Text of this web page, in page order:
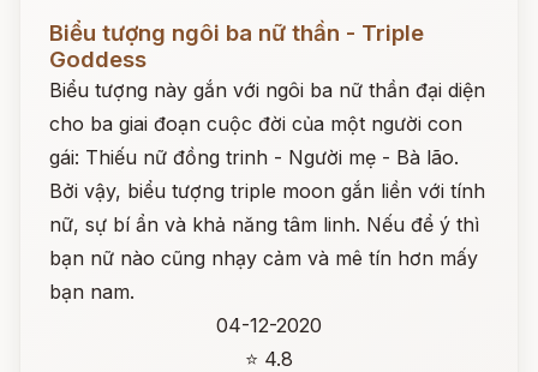
Đọc ngay
Biểu tượng ngôi ba nữ thần - Triple
Goddess
Biểu tượng này gắn với ngôi ba nữ thần đại diện
cho ba giai đoạn cuộc đời của một người con
gái: Thiếu nữ đồng trinh - Người mẹ - Bà lão.
Bởi vậy, biểu tượng triple moon gắn liền với tính
nữ, sự bí ẩn và khả năng tâm linh. Nếu để ý thì
bạn nữ nào cũng nhạy cảm và mê tín hơn mấy
bạn nam.
04-12-2020
⭐ 4.8